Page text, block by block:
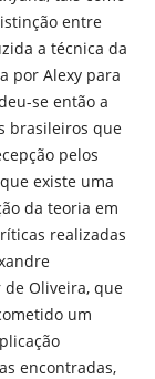
entre
a técnica da
por Alexy para
se então a
brasileiros que
pelos
existe uma
da teoria em
realizadas
de Oliveira, que
um
encontradas,